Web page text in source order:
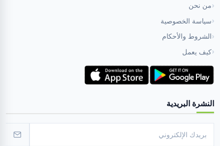
من نحن
سياسة الخصوصية
الشروط والأحكام
كيف يعمل
النشرة البريدية